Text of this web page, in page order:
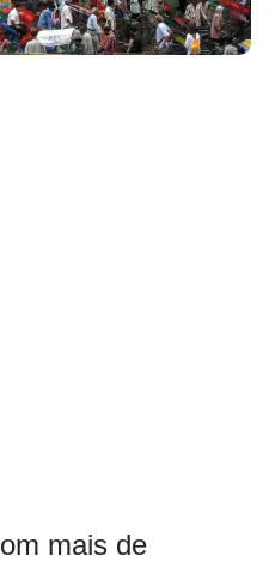
mais de